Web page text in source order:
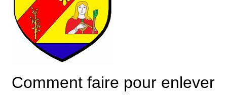
Comment faire pour enlever